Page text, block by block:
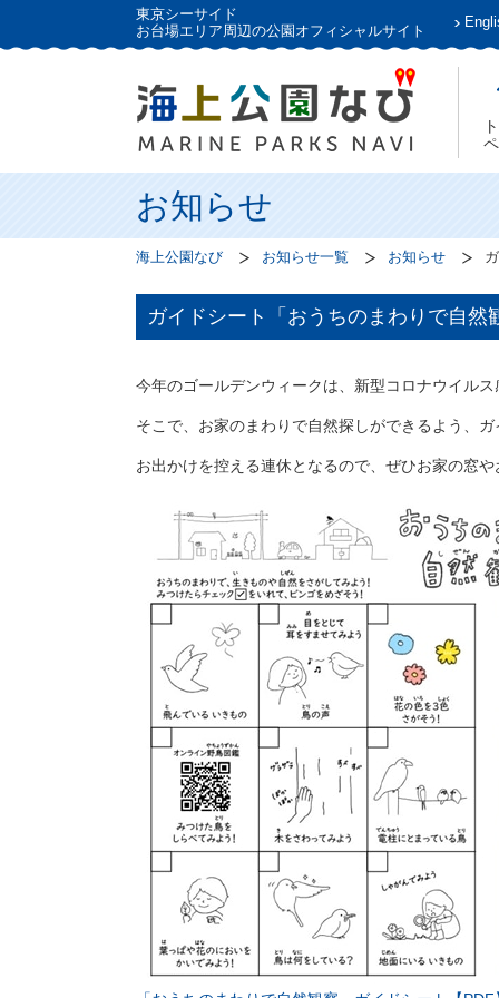
東京シーサイド
お台場エリア周辺の公園オフィシャルサイト
お知らせ
海上公園なび お知らせ一覧 お知らせ
ガイドシート「おうちのまわりで自然
今年のゴールデンウィークは、新型コロナウイル
そこで、お家のまわりで自然探しができるよう、ガ
お出かけを控える連休となるので、ぜひお家の窓